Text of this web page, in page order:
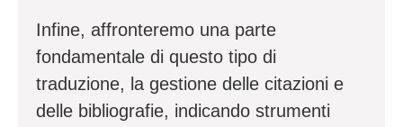
Infine, affronteremo una parte
fondamentale di questo tipo di
traduzione, la gestione delle citazioni e
delle bibliografie, indicando strumenti